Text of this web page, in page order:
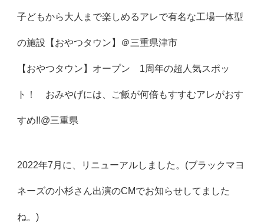
子どもから大人まで楽しめるアレで有名な工場一体型
の施設【おやつタウン】＠三重県津市
【おやつタウン】オープン 1周年の超人気スポッ
ト！ おみやげには、ご飯が何倍もすすむアレがおす
すめ‼︎@三重県
2022年7月に、リニューアルしました。(ブラックマヨ
ネーズの小杉さん出演のCMでお知らせしてました
ね。)